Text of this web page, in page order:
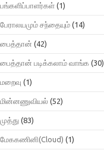
பங்களிப்பாளர்கள் (1)
பேராலயமும் சந்தையும் (14)
பைத்தான் (42)
பைத்தான் படிக்கலாம் வாங்க (30)
மறைவு (1)
மின்னணுவியல் (52)
முத்து (83)
மேககணினி(Cloud) (1)